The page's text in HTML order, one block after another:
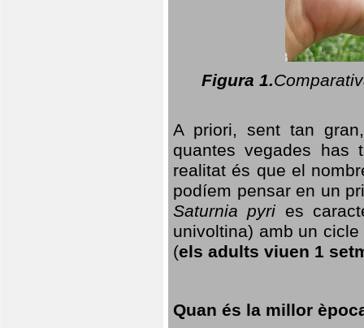
Figura 1.
A priori, sent tan
quantes vegades has
realitat és que el
podíem pensar en un
Saturnia pyri es
univoltina) amb un
(els adults viuen 1
Quan és la millor